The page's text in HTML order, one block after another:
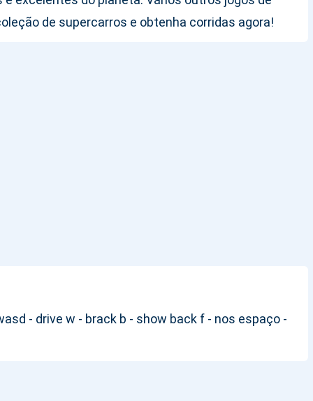
de supercarros e obtenha corridas agora!
- drive w - brack b - show back f - nos espaço -